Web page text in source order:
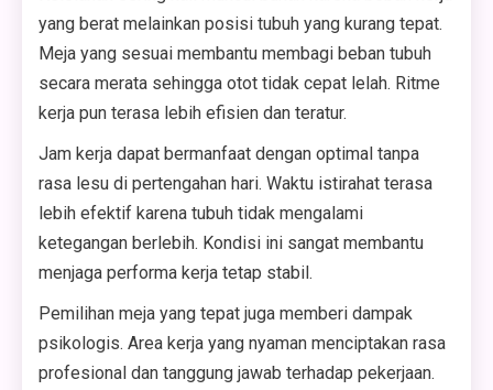
yang berat melainkan posisi tubuh yang kurang tepat.
Meja yang sesuai membantu membagi beban tubuh
secara merata sehingga otot tidak cepat lelah. Ritme
kerja pun terasa lebih efisien dan teratur.
Jam kerja dapat bermanfaat dengan optimal tanpa
rasa lesu di pertengahan hari. Waktu istirahat terasa
lebih efektif karena tubuh tidak mengalami
ketegangan berlebih. Kondisi ini sangat membantu
menjaga performa kerja tetap stabil.
Pemilihan meja yang tepat juga memberi dampak
psikologis. Area kerja yang nyaman menciptakan rasa
profesional dan tanggung jawab terhadap pekerjaan.